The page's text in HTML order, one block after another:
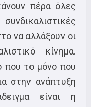
πέρα όλες
να αλλάξουν οι
κίνημα.
που το μόνο που
στην ανάπτυξη
είναι η